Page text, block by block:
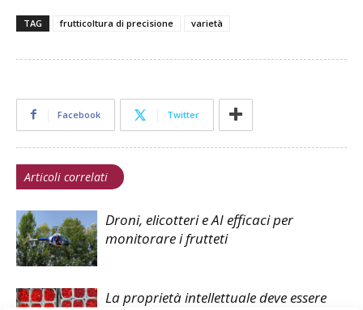
TAG frutticoltura di precisione varietà
Facebook Twitter
Articoli correlati
Droni, elicotteri e AI efficaci per
monitorare i frutteti
La proprietà intellettuale deve essere